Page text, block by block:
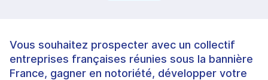
Vous souhaitez prospecter avec un collectif
entreprises françaises réunies sous la bannière
France, gagner en notoriété, développer votre